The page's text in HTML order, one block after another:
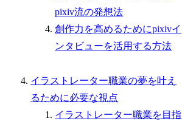
pixiv流の発想法
創作力を高めるためにpixivイ
ンタビューを活用する方法
イラストレーター職業の夢を叶え
るために必要な視点
イラストレーター職業を目指